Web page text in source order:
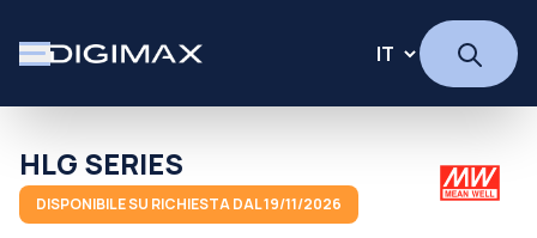
HLG SERIES
DISPONIBILE SU RICHIESTA DAL 19/11/2026